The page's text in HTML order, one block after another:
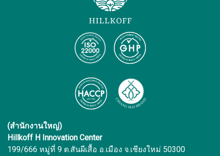
(สำนักงานใหญ่)
Hillkoff H Innovation Center
199/666 หมู่ที่ 9 ต.สันผีเสื้อ อ.เมือง จ.เชียงใหม่ 50300